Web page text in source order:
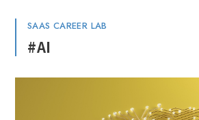
SAAS CAREER LAB
#AI